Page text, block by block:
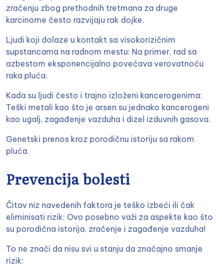
zračenju zbog prethodnih tretmana za druge
karcinome često razvijaju rak dojke.
Ljudi koji dolaze u kontakt sa visokorizičnim
supstancama na radnom mestu: Na primer, rad sa
azbestom eksponencijalno povećava verovatnoću
raka pluća.
Kada su ljudi često i trajno izloženi kancerogenima:
Teški metali kao što je arsen su jednako kancerogeni
kao ugalj, zagađenje vazduha i dizel izduvnih gasova.
Genetski prenos kroz porodičnu istoriju sa rakom
pluća.
Prevencija bolesti
Čitav niz navedenih faktora je teško izbeći ili čak
eliminisati rizik: Ovo posebno važi za aspekte kao što
su porodična istorija, zračenje i zagađenje vazduha!
To ne znači da nisu svi u stanju da značajno smanje
rizik: